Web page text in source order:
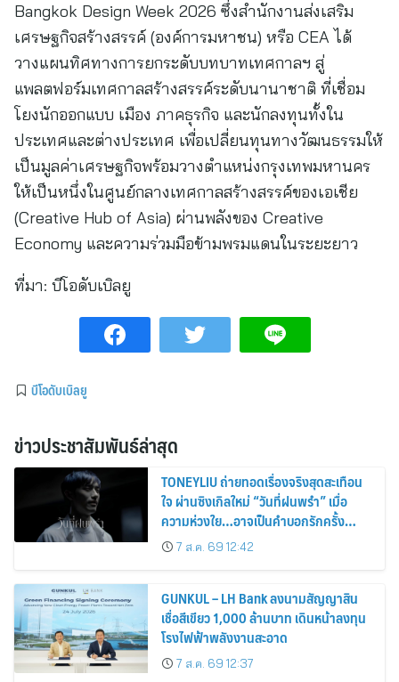
Bangkok Design Week 2026 ซึ่งสำนักงานส่งเสริม
เศรษฐกิจสร้างสรรค์ (องค์การมหาชน) หรือ CEA ได้
วางแผนทิศทางการยกระดับบทบาทเทศกาลฯ สู่
แพลตฟอร์มเทศกาลสร้างสรรค์ระดับนานาชาติ ที่เชื่อม
โยงนักออกแบบ เมือง ภาคธุรกิจ และนักลงทุนทั้งใน
ประเทศและต่างประเทศ เพื่อเปลี่ยนทุนทางวัฒนธรรมให้
เป็นมูลค่าเศรษฐกิจพร้อมวางตำแหน่งกรุงเทพมหานคร
ให้เป็นหนึ่งในศูนย์กลางเทศกาลสร้างสรรค์ของเอเชีย
(Creative Hub of Asia) ผ่านพลังของ Creative
Economy และความร่วมมือข้ามพรมแดนในระยะยาว
ที่มา: บีโอดับเบิลยู
บีโอดับเบิลยู
ข่าวประชาสัมพันธ์ล่าสุด
TONEYLIU ถ่ายทอดเรื่องจริงสุดสะเทือน
ใจ ผ่านซิงเกิลใหม่ “วันที่ฝนพรำ” เมื่อ
ความห่วงใย…อาจเป็นคำบอกรักครั้ง
สุดท้าย
7 ส.ค. 69 12:42
GUNKUL – LH Bank ลงนามสัญญาสิน
เชื่อสีเขียว 1,000 ล้านบาท เดินหน้าลงทุน
โรงไฟฟ้าพลังงานสะอาด
7 ส.ค. 69 12:37